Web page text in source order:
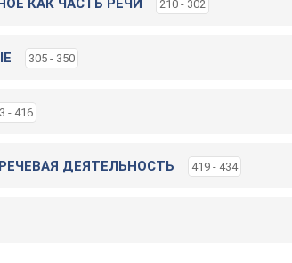
КАК ЧАСТЬ РЕЧИ 210 - 302
305 - 350
- 416
ДЕЯТЕЛЬНОСТЬ 419 - 434